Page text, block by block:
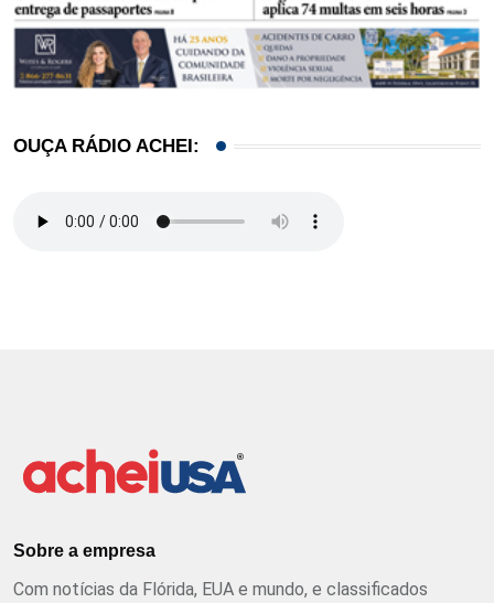
OUÇA RÁDIO ACHEI:
Sobre a empresa
Com notícias da Flórida, EUA e mundo, e classificados